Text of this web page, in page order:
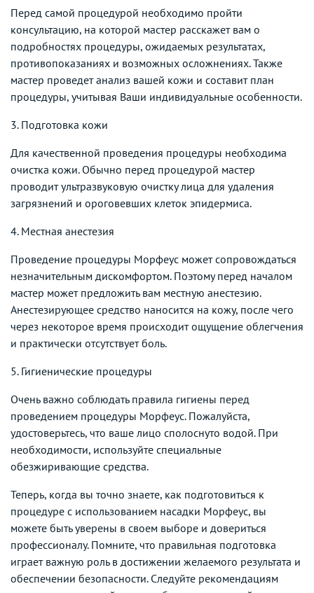
Перед самой процедурой необходимо пройти
консультацию, на которой мастер расскажет вам о
подробностях процедуры, ожидаемых результатах,
противопоказаниях и возможных осложнениях. Также
мастер проведет анализ вашей кожи и составит план
процедуры, учитывая Ваши индивидуальные особенности.
3. Подготовка кожи
Для качественной проведения процедуры необходима
очистка кожи. Обычно перед процедурой мастер
проводит ультразвуковую очистку лица для удаления
загрязнений и ороговевших клеток эпидермиса.
4. Местная анестезия
Проведение процедуры Морфеус может сопровождаться
незначительным дискомфортом. Поэтому перед началом
мастер может предложить вам местную анестезию.
Анестезирующее средство наносится на кожу, после чего
через некоторое время происходит ощущение облегчения
и практически отсутствует боль.
5. Гигиенические процедуры
Очень важно соблюдать правила гигиены перед
проведением процедуры Морфеус. Пожалуйста,
удостоверьтесь, что ваше лицо сполоснуто водой. При
необходимости, используйте специальные
обезжиривающие средства.
Теперь, когда вы точно знаете, как подготовиться к
процедуре с использованием насадки Морфеус, вы
можете быть уверены в своем выборе и довериться
профессионалу. Помните, что правильная подготовка
играет важную роль в достижении желаемого результата и
обеспечении безопасности. Следуйте рекомендациям